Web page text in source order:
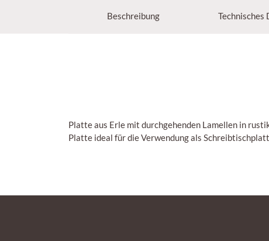
Beschreibung
Platte aus Erle mit durchgehenden Lamellen in
Platte ideal für die Verwendung als